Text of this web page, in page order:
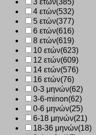
3 ετών(385)
4 ετών(532)
5 ετών(377)
6 ετών(616)
8 ετών(619)
10 ετών(623)
12 ετών(609)
14 ετών(576)
16 ετών(76)
0-3 μηνών(62)
3-6-minon(62)
0-6 μηνών(25)
6-18 μηνών(21)
18-36 μηνών(18)